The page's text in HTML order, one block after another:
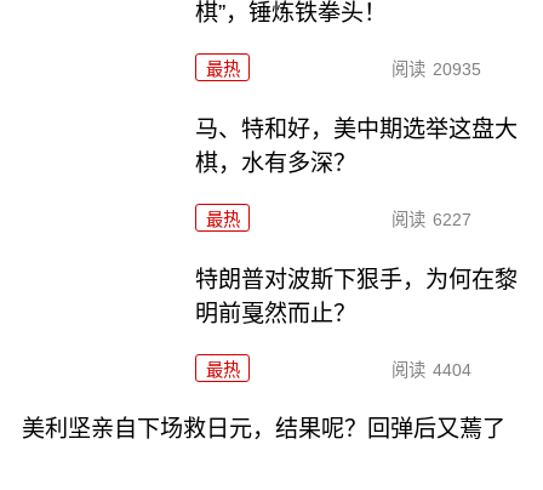
棋”，锤炼铁拳头！
最热 阅读 20935
马、特和好，美中期选举这盘大
棋，水有多深？
最热 阅读 6227
特朗普对波斯下狠手，为何在黎
明前戛然而止？
最热 阅读 4404
美利坚亲自下场救日元，结果呢？回弹后又蔫了